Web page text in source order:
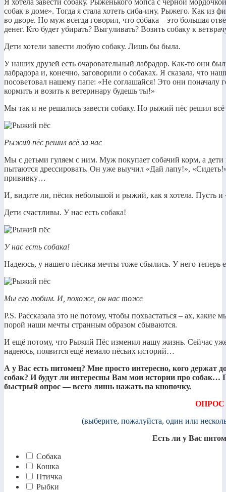
Я хотела завести собаку. Рыженького мопса с чёрной
собак в доме». Тогда я стала хотеть сиба-ину. Рыжего. Как
во дворе. Но муж всегда говорил, что собака – это большая
денег. Кто будет убирать? Выгуливать? Возить собаку к
Дети хотели завести любую собаку. Лишь бы была.
У наших друзей есть очаровательный лабрадор. Как-то они
лабрадора и, конечно, заговорили о собаках. Я сказала, что
посоветовал нашему папе: «Не соглашайся! Это они поначалу
кормить и возить к ветеринару будешь ты!»
Мы так и не решались завести собаку. Но рыжий пёс решил всё
Рыжий пёс решил всё за нас
Мы с детьми гуляем с ним. Муж покупает собачий корм, а
пытаются дрессировать. Он уже выучил «Дай лапу!»,
прививку…
И, видите ли, пёсик небольшой и рыжий, как я хотела. Пусть
Дети счастливы. У нас есть собака!
У нас есть собака!
Надеюсь, у нашего пёсика мечты тоже сбылись. У него теперь
Мы его любим. И, похоже, он нас тоже
P.S. Рассказала это не потому, чтобы похвастаться – ах,
порой наши мечты странным образом сбываются.
И ещё потому, что Рыжий Пёс изменил нашу жизнь. Сейчас уже
надеюсь, появится ещё немало пёсьих историй…
А у Вас есть питомец? Мне просто интересно, кого
собак? И будут ли интересны Вам мои истории про
быстрый опрос — всего лишь нажать на кнопочку.
ОПРОС
(выберите, пожалуйста, один или
Есть ли у Вас
Собака
Кошка
Птичка
Рыбки